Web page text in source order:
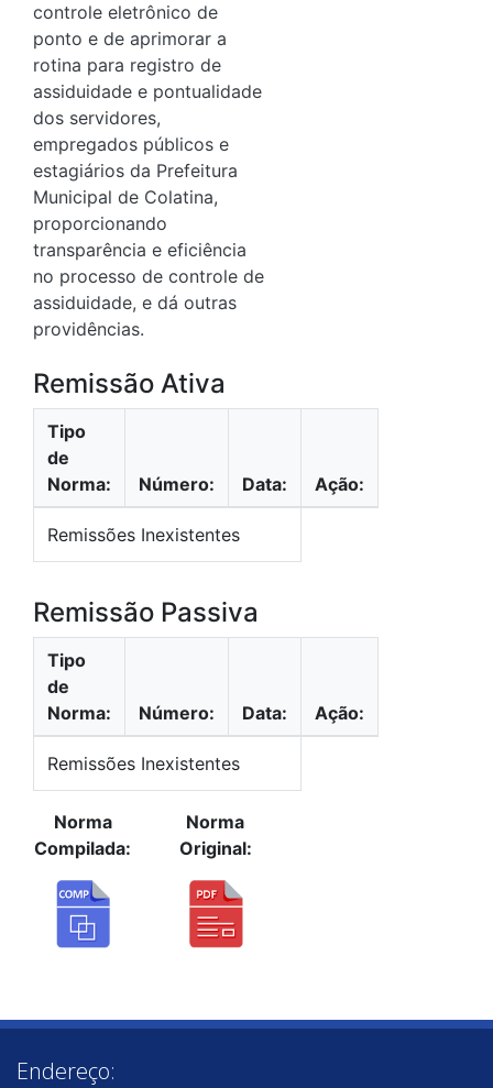
controle eletrônico de
ponto e de aprimorar a
rotina para registro de
assiduidade e pontualidade
dos servidores,
empregados públicos e
estagiários da Prefeitura
Municipal de Colatina,
proporcionando
transparência e eficiência
no processo de controle de
assiduidade, e dá outras
providências.
Remissão Ativa
Tipo
de
Norma:
Número: Data: Ação:
Remissões Inexistentes
Remissão Passiva
Tipo
de
Norma:
Número: Data: Ação:
Remissões Inexistentes
Norma
Compilada:
Norma
Original:
Endereço: